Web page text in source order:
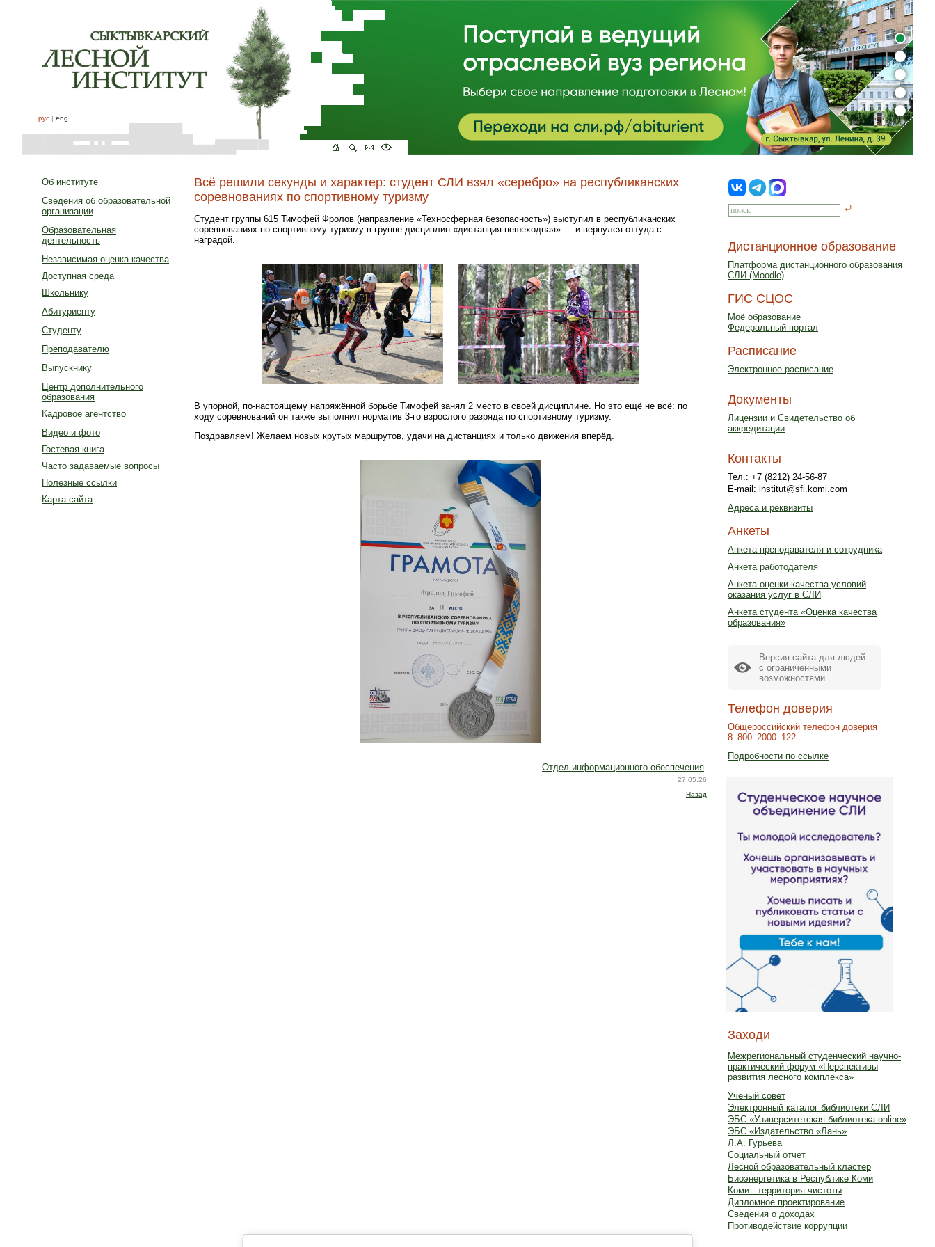
рус | eng
Об институте
Сведения об образовательной
организации
Образовательная
деятельность
Независимая оценка качества
Доступная среда
Школьнику
Абитуриенту
Студенту
Преподавателю
Выпускнику
Центр дополнительного
образования
Кадровое агентство
Видео и фото
Гостевая книга
Часто задаваемые вопросы
Полезные ссылки
Карта сайта
Всё решили секунды и характер: студент СЛИ взял «серебро» на республиканских
соревнованиях по спортивному туризму
Студент группы 615 Тимофей Фролов (направление «Техносферная безопасность») выступил в республиканских
соревнованиях по спортивному туризму в группе дисциплин «дистанция-пешеходная» — и вернулся оттуда с
наградой.
В упорной, по-настоящему напряжённой борьбе Тимофей занял 2 место в своей дисциплине. Но это ещё не всё: по
ходу соревнований он также выполнил норматив 3-го взрослого разряда по спортивному туризму.
Поздравляем! Желаем новых крутых маршрутов, удачи на дистанциях и только движения вперёд.
Отдел информационного обеспечения
27.05.26
Назад
Дистанционное образование
Платформа дистанционного образования
СЛИ (Moodle)
ГИС СЦОС
Моё образование
Федеральный портал
Расписание
Электронное расписание
Документы
Лицензии и Свидетельство об
аккредитации
Контакты
Тел.: +7 (8212) 24-56-87
E-mail: institut@sfi.komi.com
Адреса и реквизиты
Анкеты
Анкета преподавателя и сотрудника
Анкета работодателя
Анкета оценки качества условий
оказания услуг в СЛИ
Анкета студента «Оценка качества
образования»
Версия сайта для людей
с ограниченными
возможностями
Телефон доверия
Общероссийский телефон доверия
8–800–2000–122
Подробности по ссылке
Заходи
Межрегиональный студенческий научно-
практический форум «Перспективы
развития лесного комплекса»
Ученый совет
Электронный каталог библиотеки СЛИ
ЭБС «Университетская библиотека online»
ЭБС «Издательство «Лань»
Л.А. Гурьева
Социальный отчет
Лесной образовательный кластер
Биоэнергетика в Республике Коми
Коми - территория чистоты
Дипломное проектирование
Сведения о доходах
Противодействие коррупции